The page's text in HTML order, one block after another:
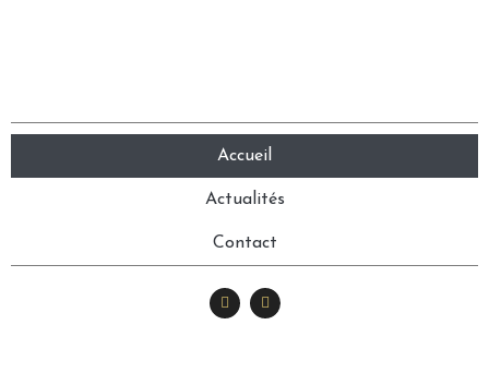
Accueil
Actualités
Contact